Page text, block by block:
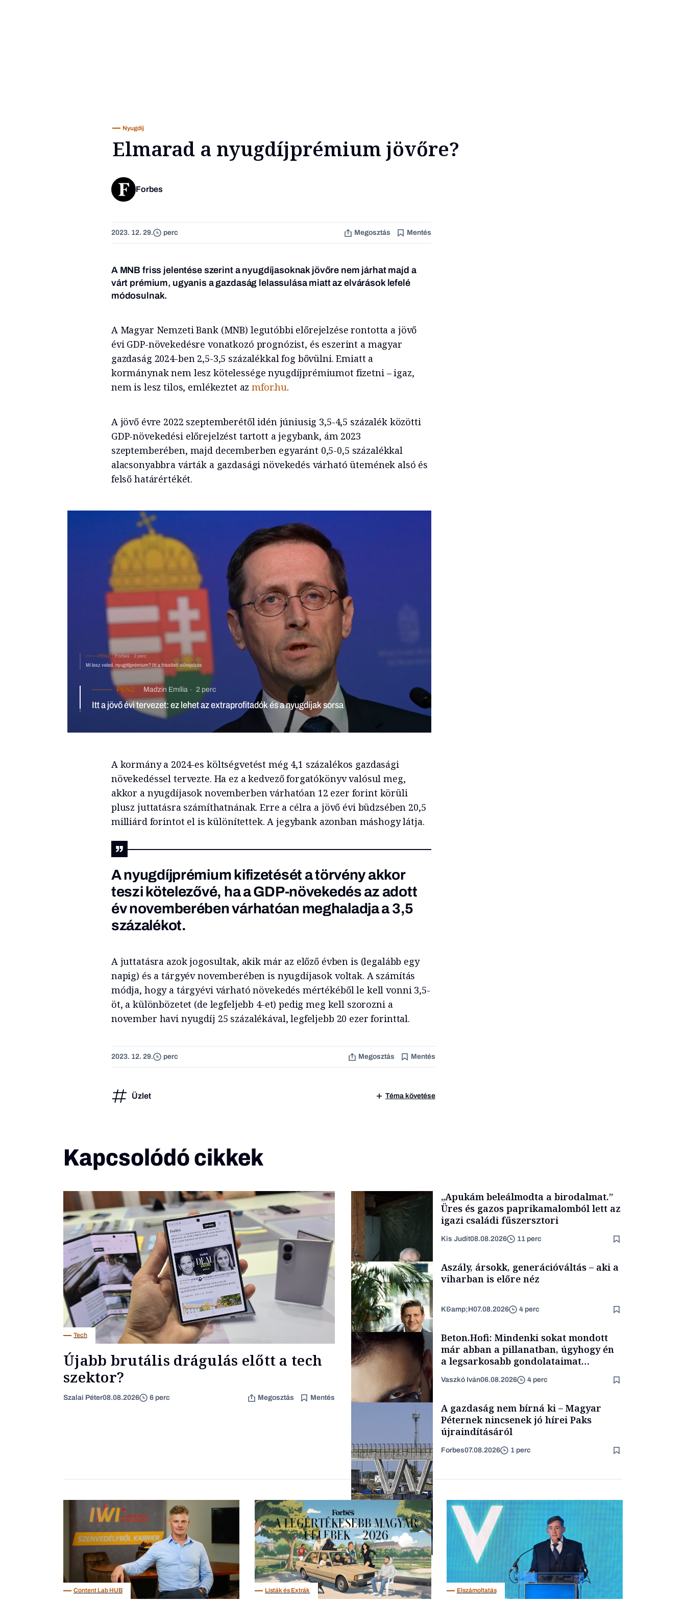
Nyugdíj
Elmarad a nyugdíjprémium jövőre?
Forbes
2023. 12. 29. perc Megosztás Mentés
A MNB friss jelentése szerint a nyugdíjasoknak jövőre nem járhat majd a
várt prémium, ugyanis a gazdaság lelassulása miatt az elvárások lefelé
módosulnak.
A Magyar Nemzeti Bank (MNB) legutóbbi előrejelzése rontotta a jövő
évi GDP-növekedésre vonatkozó prognózist, és eszerint a magyar
gazdaság 2024-ben 2,5-3,5 százalékkal fog bővülni. Emiatt a
kormánynak nem lesz kötelessége nyugdíjprémiumot fizetni – igaz,
nem is lesz tilos, emlékeztet azmfor.hu.
A jövő évre 2022 szeptemberétől idén júniusig 3,5-4,5 százalék közötti
GDP-növekedési előrejelzést tartott a jegybank, ám 2023
szeptemberében, majd decemberben egyaránt 0,5-0,5 százalékkal
alacsonyabbra várták a gazdasági növekedés várható ütemének alsó és
felső határértékét.
PÉNZ Forbes 2 perc
Mi lesz veled, nyugdíjprémium? Itt a frissített előrejelzés
PÉNZ Madzin Emília 2 perc
Itt a jövő évi tervezet: ez lehet az extraprofitadók és a nyugdíjak sorsa
A kormány a 2024-es költségvetést még 4,1 százalékos gazdasági
növekedéssel tervezte. Ha ez a kedvező forgatókönyv valósul meg,
akkor a nyugdíjasok novemberben várhatóan 12 ezer forint körüli
plusz juttatásra számíthatnának. Erre a célra a jövő évi büdzsében 20,5
milliárd forintot el is különítettek. A jegybank azonban máshogy látja.
A nyugdíjprémium kifizetését a törvény akkor
teszi kötelezővé, ha a GDP-növekedés az adott
év novemberében várhatóan meghaladja a 3,5
százalékot.
A juttatásra azok jogosultak, akik már az előző évben is (legalább egy
napig) és a tárgyév novemberében is nyugdíjasok voltak. A számítás
módja, hogy a tárgyévi várható növekedés mértékéből le kell vonni 3,5-
öt, a különbözetet (de legfeljebb 4-et) pedig meg kell szorozni a
november havi nyugdíj 25 százalékával, legfeljebb 20 ezer forinttal.
2023. 12. 29. perc Megosztás Mentés
Üzlet Téma követése
Kapcsolódó cikkek
Tech
Újabb brutális drágulás előtt a tech
szektor?
Szalai Péter08.08.2026 6 perc Megosztás Mentés
Családi vállalkozások
„Apukám beleálmodta a birodalmat.”
Üres és gazos paprikamalomból lett az
igazi családi fűszersztori
Kis Judit08.08.2026 11 perc
TÁMOGATÓI
TARTALOM
Aszály, ársokk, generációváltás – aki a
viharban is előre néz
K&amp;H07.08.2026 4 perc
Forbes-sztori
Beton.Hofi: Mindenki sokat mondott
már abban a pillanatban, úgyhogy én
a legsarkosabb gondolataimat
Vaszkó Iván06.08.2026 4 perc
Energia
A gazdaság nem bírná ki – Magyar
Péternek nincsenek jó hírei Paks
újraindításáról
Forbes07.08.2026 1 perc
Content Lab HUB Listák és Extrák Elszámoltatás